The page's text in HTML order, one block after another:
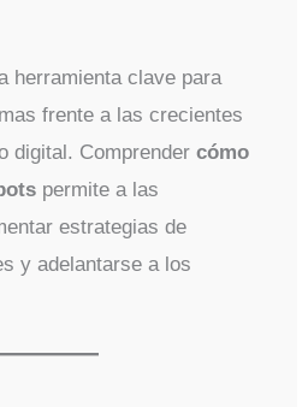
herramienta clave para
frente a las crecientes
digital. Comprendercómo
permite a las
estrategias de
y adelantarse a los